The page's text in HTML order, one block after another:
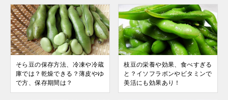
そら豆の保存方法、冷凍や冷蔵
庫では？乾燥できる？薄皮やゆ
で方、保存期間は？
枝豆の栄養や効果、食べすぎる
と？イソフラボンやビタミンで
美活にも効果あり！